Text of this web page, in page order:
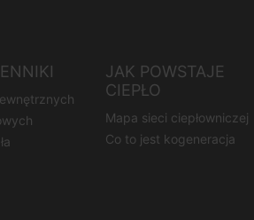
JAK POWSTAJE
CIEPŁO
Mapa sieci ciepłowniczej
Co to jest kogeneracja